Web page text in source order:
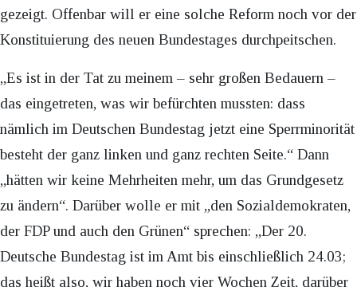
gezeigt. Offenbar will er eine solche Reform noch vor der
Konstituierung des neuen Bundestages durchpeitschen.
„Es ist in der Tat zu meinem – sehr großen Bedauern –
das eingetreten, was wir befürchten mussten: dass
nämlich im Deutschen Bundestag jetzt eine Sperrminorität
besteht der ganz linken und ganz rechten Seite.“ Dann
„hätten wir keine Mehrheiten mehr, um das Grundgesetz
zu ändern“. Darüber wolle er mit „den Sozialdemokraten,
der FDP und auch den Grünen“ sprechen: „Der 20.
Deutsche Bundestag ist im Amt bis einschließlich 24.03;
das heißt also, wir haben noch vier Wochen Zeit, darüber